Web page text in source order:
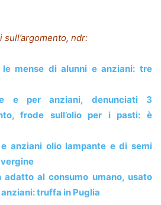
sull’argomento, ndr:
mense di alunni e anziani: tre
e per anziani, denunciati 3
frode sull’olio per i pasti: è
anziani olio lampante e di semi
adatto al consumo umano, usato
truffa in Puglia